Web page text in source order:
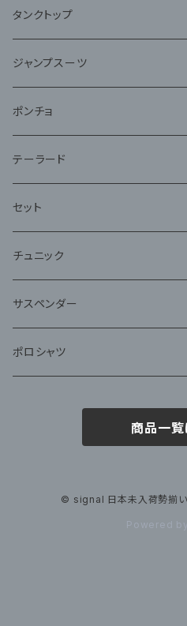
タンクトップ
ジャンプスーツ
ポンチョ
テーラード
セット
チュニック
サスペンダー
ポロシャツ
商品一覧
© signal 日本未入荷勢揃
Powered by